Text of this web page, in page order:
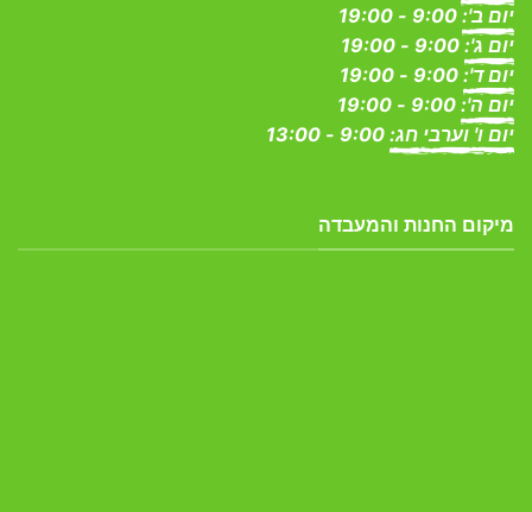
יום ב':
יום ג':
יום ד':
יום ה':
יום ו' וערבי חג:
מיקום החנות והמעבדה